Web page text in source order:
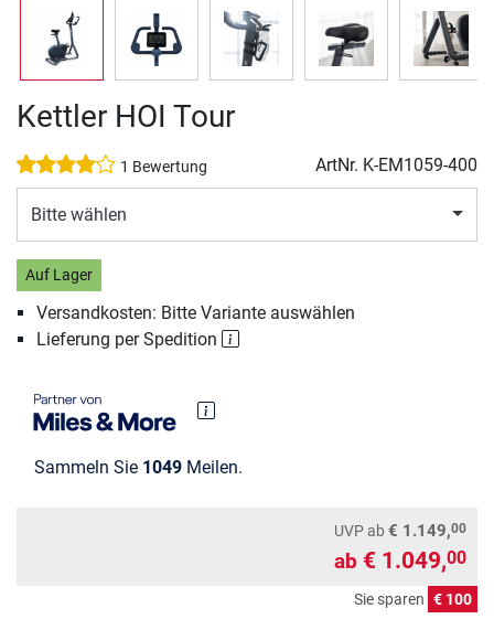
Kettler HOI Tour
1 Bewertung ArtNr. K-EM1059-400
Bitte wählen
Auf Lager
Versandkosten: Bitte Variante auswählen
Lieferung per Spedition
Sammeln Sie 1049 Meilen.
UVPab € 1.149,00
ab € 1.049,00
Sie sparen € 100